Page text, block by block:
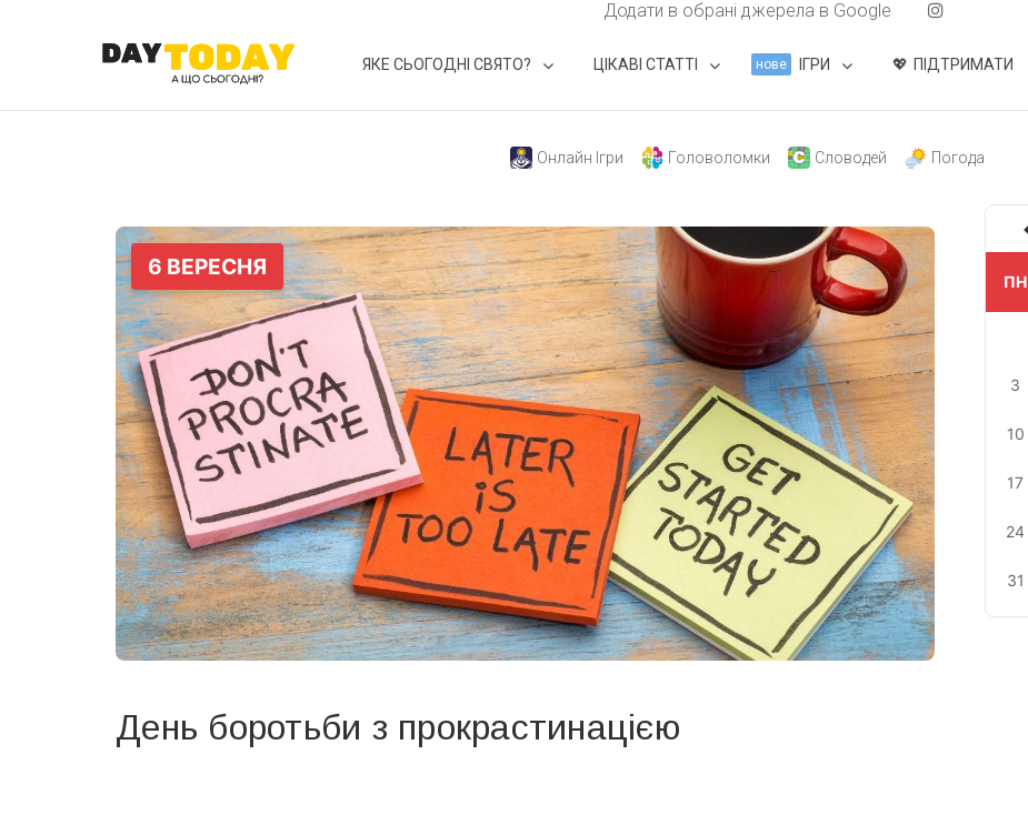
Додати в обрані джерела в Google
ЯКЕ СЬОГОДНІ СВЯТО? ЦІКАВІ СТАТТІ нове ІГРИ ПІДТРИМАТИ
Онлайн Ігри Головоломки Словодей Погода
День боротьби з прокрастинацією
ПН
3
10
17
24
31